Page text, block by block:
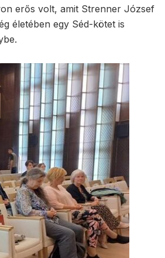
erős volt, amit Strenner József
életében egy Séd-kötet is